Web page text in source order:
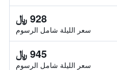
928 ﷼
سعر الليلة شامل الرسوم
945 ﷼
سعر الليلة شامل الرسوم